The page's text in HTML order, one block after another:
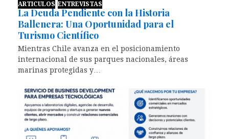
ARTICULOS ENTREVISTAS
La Deuda Pendiente con la Historia
Ballenera: Una Oportunidad para el
Turismo Científico
Mientras Chile avanza en el posicionamiento
internacional de sus parques nacionales, áreas
marinas protegidas y…